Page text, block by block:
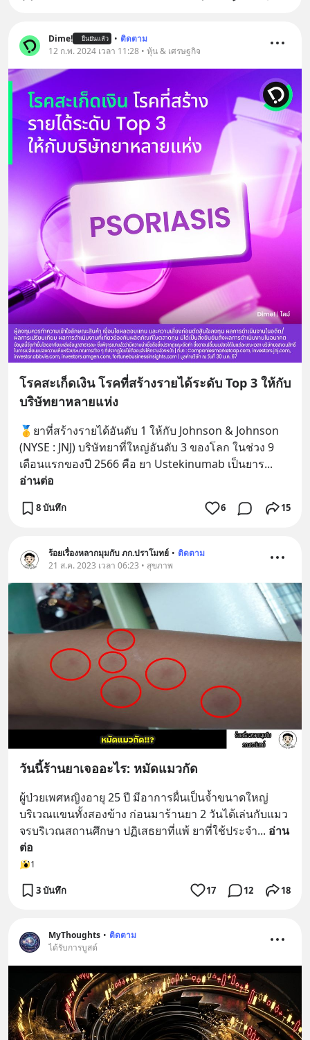
Dime! ยืนยันแล้ว • ติดตาม
12 ก.พ. 2024 เวลา 11:28 • หุ้น & เศรษฐกิจ
โรคสะเก็ดเงิน โรคที่สร้างรายได้ระดับ Top 3 ให้กับ
บริษัทยาหลายแห่ง
🥇ยาที่สร้างรายได้อันดับ 1 ให้กับ Johnson & Johnson
(NYSE : JNJ) บริษัทยาที่ใหญ่อันดับ 3 ของโลก ในช่วง 9
เดือนแรกของปี 2566 คือ ยา Ustekinumab เป็นยาร
อ่านต่อ
8 บันทึก 6 15
ร้อยเรื่องหลากมุมกับ ภก.ปราโมทย์ • ติดตาม
21 ส.ค. 2023 เวลา 06:23 • สุขภาพ
วันนี้ร้านยาเจออะไร: หมัดแมวกัด
ผู้ป่วยเพศหญิงอายุ 25 ปี มีอาการผื่นเป็นจ้ำขนาดใหญ่
บริเวณแขนทั้งสองข้าง ก่อนมาร้านยา 2 วันได้เล่นกับแมว
จรบริเวณสถานศึกษา ปฏิเสธยาที่แพ้ ยาที่ใช้ประจำ... อ่าน
ต่อ
1
3 บันทึก 17 12 18
MyThoughts • ติดตาม
ได้รับการบูสต์